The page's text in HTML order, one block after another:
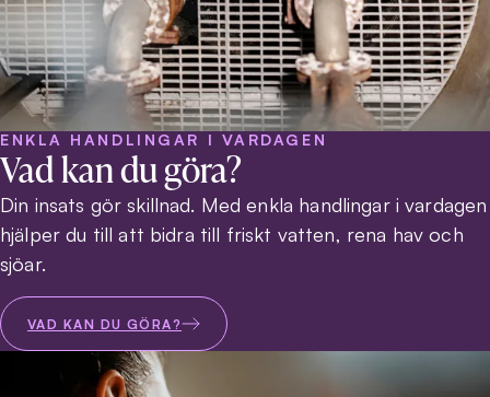
ENKLA HANDLINGAR I VARDAGEN
Vad kan du göra?
Din insats gör skillnad. Med enkla handlingar i vardagen
hjälper du till att bidra till friskt vatten, rena hav och
sjöar.
VAD KAN DU GÖRA?